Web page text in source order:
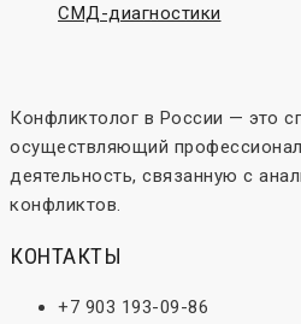
СМД-диагностики
Конфликтолог в России — это
осуществляющий
деятельность, связанную с
конфликтов.
КОНТАКТЫ
+7 903 193-09-86